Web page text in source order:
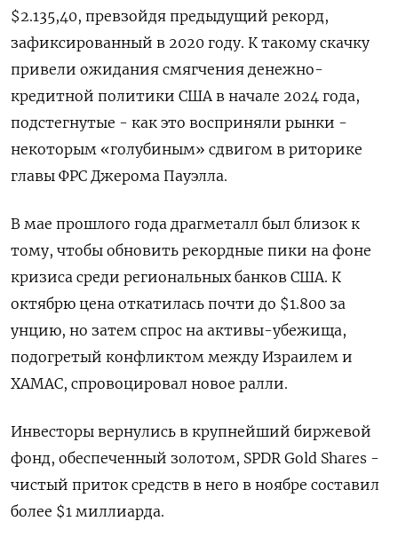
$2.135,40, превзойдя предыдущий рекорд,
зафиксированный в 2020 году. К такому скачку
привели ожидания смягчения денежно-
кредитной политики США в начале 2024 года,
подстегнутые - как это восприняли рынки -
некоторым «голубиным» сдвигом в риторике
главы ФРС Джерома Пауэлла.
В мае прошлого года драгметалл был близок к
тому, чтобы обновить рекордные пики на фоне
кризиса среди региональных банков США. К
октябрю цена откатилась почти до $1.800 за
унцию, но затем спрос на активы-убежища,
подогретый конфликтом между Израилем и
ХАМАС, спровоцировал новое ралли.
Инвесторы вернулись в крупнейший биржевой
фонд, обеспеченный золотом, SPDR Gold Shares -
чистый приток средств в него в ноябре составил
более $1 миллиарда.